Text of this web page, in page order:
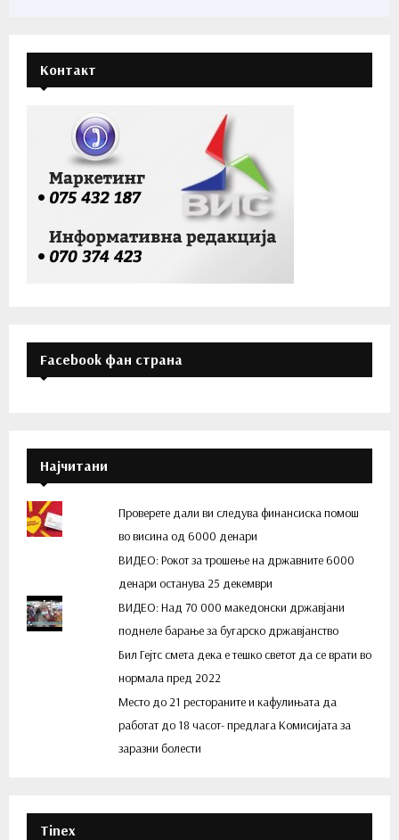
Контакт
Facebook фан страна
Најчитани
Проверете дали ви следува финансиска помош
во висина од 6000 денари
ВИДЕО: Рокот за трошење на државните 6000
денари останува 25 декември
ВИДЕО: Над 70 000 македонски државјани
поднеле барање за бугарско државјанство
Бил Гејтс смета дека е тешко светот да се врати во
нормала пред 2022
Место до 21 рестораните и кафулињата да
работат до 18 часот- предлага Комисијата за
заразни болести
Tinex